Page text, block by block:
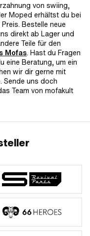
von swiing,
Moped erhältst du bei
Bestelle neue
direkt ab Lager und
Teile für den
Mofas. Hast du Fragen
eine Beratung, um ein
wir dir gerne mit
Sende uns doch
Team von mofakult